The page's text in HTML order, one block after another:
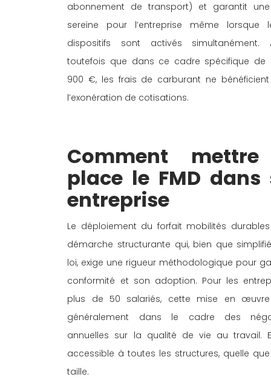
abonnement de transport) et garantit
sereine pour l’entreprise même lorsque
dispositifs sont activés
toutefois que dans ce cadre spécifique
900 €, les frais de carburant ne
l’exonération de cotisations.
Comment
place le FMD
entreprise
Le déploiement du forfait mobilités
démarche structurante qui, bien que
loi, exige une rigueur méthodologique pour
conformité et son adoption. Pour les
plus de 50 salariés, cette mise en œuvre
généralement dans le cadre des
annuelles sur la qualité de vie au travail.
accessible à toutes les structures, quelle
taille.